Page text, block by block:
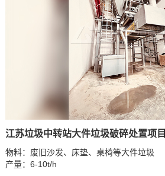
江苏垃圾中转站大件垃圾破碎处置项目
物料：废旧沙发、床垫、桌椅等大件垃圾
产量：6-10t/h